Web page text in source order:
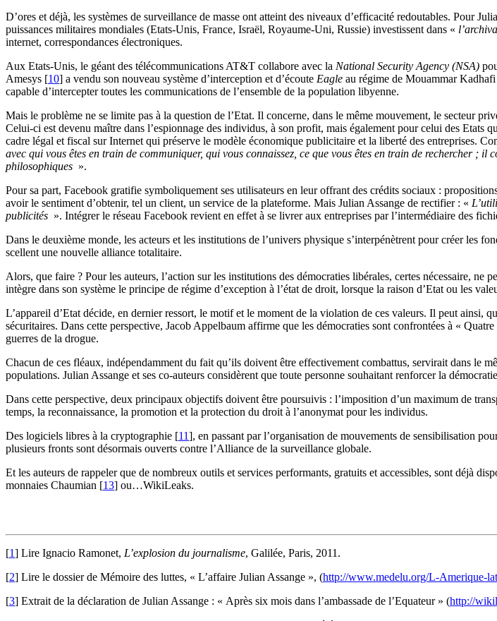
D’ores et déjà, les systèmes de surveillance de masse ont atteint des niveaux d’efficacité redoutables. Pour
puissances militaires mondiales (Etats-Unis, France, Israël, Royaume-Uni, Russie) investissent dans «
internet, correspondances électroniques.
Aux Etats-Unis, le géant des télécommunications AT&T collabore avec la National Security Agency (NSA)
Amesys [10] a vendu son nouveau système d’interception et d’écoute Eagle au régime de Mouammar Kadhafi
capable d’intercepter toutes les communications de l’ensemble de la population libyenne.
Mais le problème ne se limite pas à la question de l’Etat. Il concerne, dans le même mouvement, le secteur
Celui-ci est devenu maître dans l’espionnage des individus, à son profit, mais également pour celui des Etats
cadre légal et fiscal sur Internet qui préserve le modèle économique publicitaire et la liberté des entreprises.
avec qui vous êtes en train de communiquer, qui vous connaissez, ce que vous êtes en train de rechercher ;
philosophiques ».
Pour sa part, Facebook gratifie symboliquement ses utilisateurs en leur offrant des crédits sociaux :
avoir le sentiment d’obtenir, tel un client, un service de la plateforme. Mais Julian Assange de rectifier : «
publicités ». Intégrer le réseau Facebook revient en effet à se livrer aux entreprises par l’intermédiaire des
Dans le deuxième monde, les acteurs et les institutions de l’univers physique s’interpénètrent pour créer les
scellent une nouvelle alliance totalitaire.
Alors, que faire ? Pour les auteurs, l’action sur les institutions des démocraties libérales, certes nécessaire,
intègre dans son système le principe de régime d’exception à l’état de droit, lorsque la raison d’Etat ou les
L’appareil d’Etat décide, en dernier ressort, le motif et le moment de la violation de ces valeurs. Il peut ainsi,
sécuritaires. Dans cette perspective, Jacob Appelbaum affirme que les démocraties sont confrontées à «
guerres de la drogue.
Chacun de ces fléaux, indépendamment du fait qu’ils doivent être effectivement combattus, servirait dans le
populations. Julian Assange et ses co-auteurs considèrent que toute personne souhaitant renforcer la
Dans cette perspective, deux principaux objectifs doivent être poursuivis : l’imposition d’un maximum de
temps, la reconnaissance, la promotion et la protection du droit à l’anonymat pour les individus.
Des logiciels libres à la cryptographie [11], en passant par l’organisation de mouvements de sensibilisation
plusieurs fronts sont désormais ouverts contre l’Alliance de la surveillance globale.
Et les auteurs de rappeler que de nombreux outils et services performants, gratuits et accessibles, sont déjà
monnaies Chaumian [13] ou…WikiLeaks.
[1] Lire Ignacio Ramonet, L’explosion du journalisme, Galilée, Paris, 2011.
[2] Lire le dossier de Mémoire des luttes, « L’affaire Julian Assange », (http://www.medelu.org/L-Amerique-
[3] Extrait de la déclaration de Julian Assange : « Après six mois dans l’ambassade de l’Equateur » (http://